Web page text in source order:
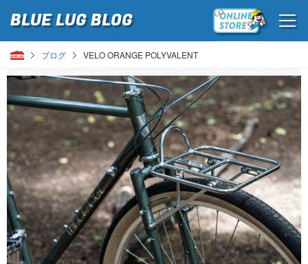
BLUE LUGBLOG
ブログ VELO ORANGE POLYVALENT